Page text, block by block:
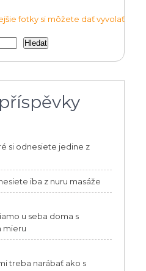
fotky si môžete dať vyvolať
Hledat
si odnesiete jedine z
iba z nuru masáže
u seba doma s
mieru
treba narábať ako s